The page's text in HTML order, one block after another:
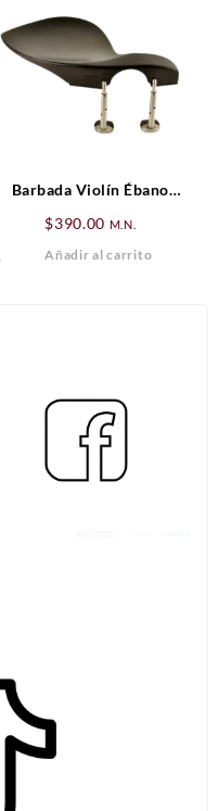
Barbada Violín Ébano
$390.00 M.N.
Añadir al carrito